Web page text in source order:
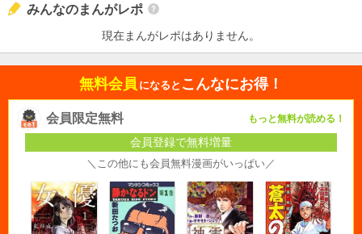
みんなのまんがレポ
現在まんがレポはありません。
無料会員 になると こんなにお得！
会員限定無料 もっと無料が読める！
会員登録で無料増量
＼この他にも会員無料漫画がいっぱい／